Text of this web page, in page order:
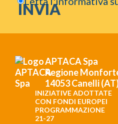
APTACA Spa
Regione
14053 Canelli
INIZIATIVE ADOTTATE
CON FONDI EUROPEI
PROGRAMMAZIONE
21-27